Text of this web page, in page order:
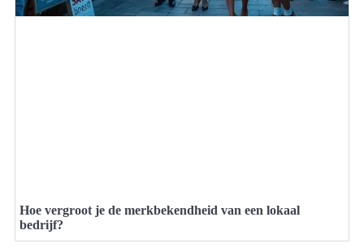
Hoe vergroot je de merkbekendheid van een lokaal
bedrijf?